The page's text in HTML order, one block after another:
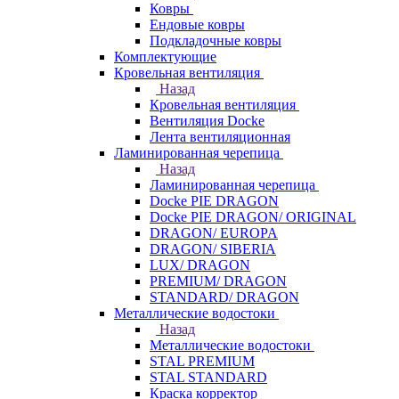
Ковры
Ендовые ковры
Подкладочные ковры
Комплектующие
Кровельная вентиляция
Назад
Кровельная вентиляция
Вентиляция Docke
Лента вентиляционная
Ламинированная черепица
Назад
Ламинированная черепица
Docke PIE DRAGON
Docke PIE DRAGON/ ORIGINAL
DRAGON/ EUROPA
DRAGON/ SIBERIA
LUX/ DRAGON
PREMIUM/ DRAGON
STANDARD/ DRAGON
Металлические водостоки
Назад
Металлические водостоки
STAL PREMIUM
STAL STANDARD
Краска корректор